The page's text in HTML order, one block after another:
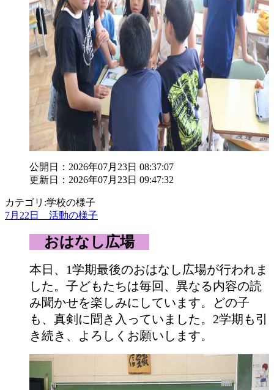
公開日：2026年07月23日 08:37:07
更新日：2026年07月23日 09:47:32
カテゴリ:学校の様子
7月22日 活動の様子
おはなし広場
本日、1学期最後のおはなし広場が行われま
した。子どもたちは毎回、異なる内容の読
み聞かせを楽しみにしています。どの子
も、真剣に聞き入っていました。2学期も引
き続き、よろしくお願いします。